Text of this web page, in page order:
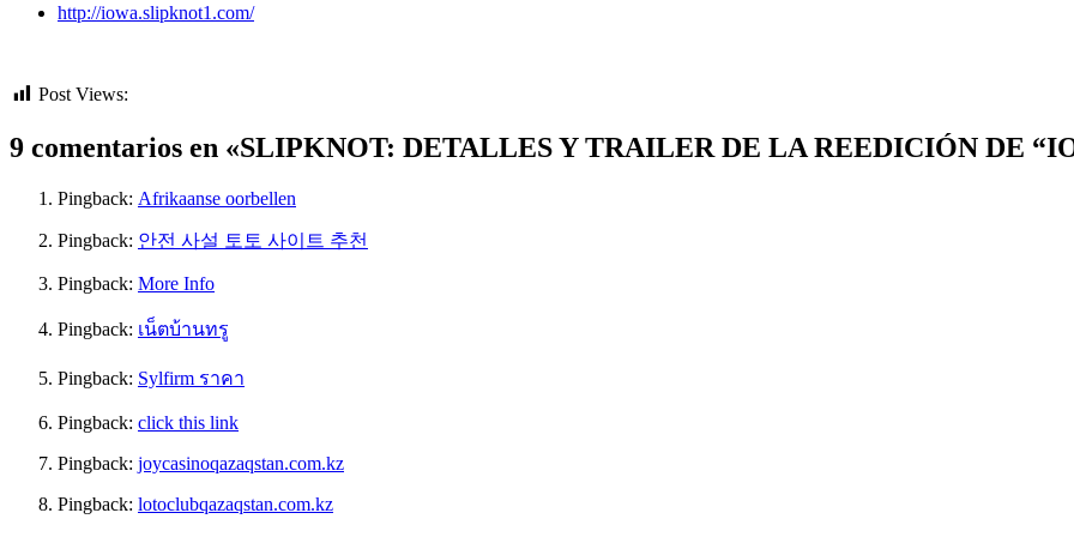
http://iowa.slipknot1.com/
Post Views:
9 comentarios en «SLIPKNOT: DETALLES Y TRAILER DE LA REEDICIÓN DE
Pingback: Afrikaanse oorbellen
Pingback: 안전 사설 토토 사이트 추천
Pingback: More Info
Pingback: เน็ตบ้านทรู
Pingback: Sylfirm ราคา
Pingback: click this link
Pingback: joycasinoqazaqstan.com.kz
Pingback: lotoclubqazaqstan.com.kz